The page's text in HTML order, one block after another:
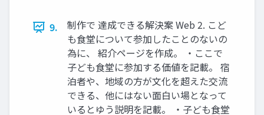
9.
制作で 達成できる解決案 Web 2. こど
も食堂について参加したことのないの
為に、 紹介ページを作成。 ・ここで
子ども食堂に参加する価値を記載。 宿
泊者や、地域の方が文化を超えた交流
できる、他にはない面白い場となって
いるとゆう説明を記載。 ・子ども食堂